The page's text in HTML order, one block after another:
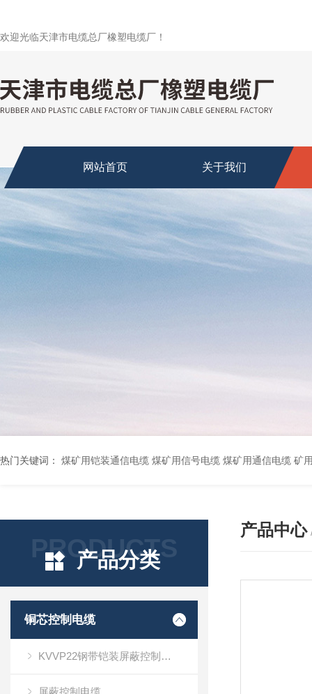
欢迎光临天津市电缆总厂橡塑电缆厂！
网站首页 关于我们
热门关键词： 煤矿用铠装通信电缆 煤矿用信号电缆 煤矿用通信电缆 矿用阻燃通信电缆 矿用监控电缆 矿用通信电缆 橡套软电缆YZ-3*1.5+1 YCW橡胶电缆3*10+1*6 船用橡套软电缆CEFR-3*2.5 煤矿用移动橡套软电缆MY3*4+1*4
PRODUCTS
产品分类
铜芯控制电缆
KVVP22钢带铠装屏蔽控制电缆
屏蔽控制电缆
产品中心